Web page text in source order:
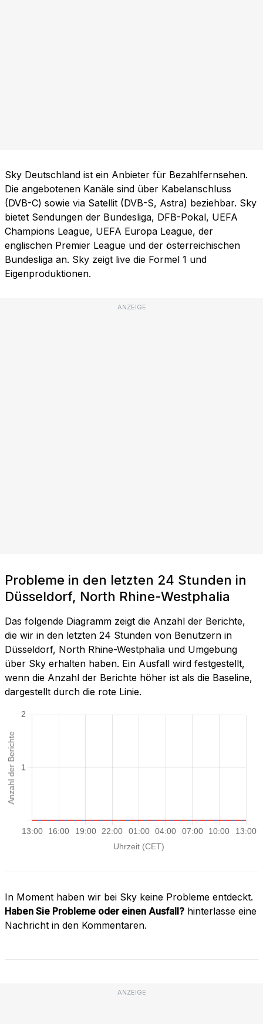
Sky Deutschland ist ein Anbieter für Bezahlfernsehen.
Die angebotenen Kanäle sind über Kabelanschluss
(DVB-C) sowie via Satellit (DVB-S, Astra) beziehbar. Sky
bietet Sendungen der Bundesliga, DFB-Pokal, UEFA
Champions League, UEFA Europa League, der
englischen Premier League und der österreichischen
Bundesliga an. Sky zeigt live die Formel 1 und
Eigenproduktionen.
ANZEIGE
Probleme in den letzten 24 Stunden in
Düsseldorf, North Rhine-Westphalia
Das folgende Diagramm zeigt die Anzahl der Berichte,
die wir in den letzten 24 Stunden von Benutzern in
Düsseldorf, North Rhine-Westphalia und Umgebung
über Sky erhalten haben. Ein Ausfall wird festgestellt,
wenn die Anzahl der Berichte höher ist als die Baseline,
dargestellt durch die rote Linie.
In Moment haben wir bei Sky keine Probleme entdeckt.
Haben Sie Probleme oder einen Ausfall? hinterlasse eine
Nachricht in den Kommentaren.
ANZEIGE